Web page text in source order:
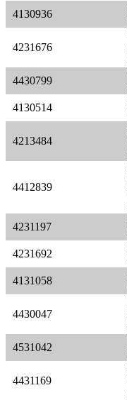
4130936
4231676
4430799
4130514
4213484
4412839
4231197
4231692
4131058
4430047
4531042
4431169